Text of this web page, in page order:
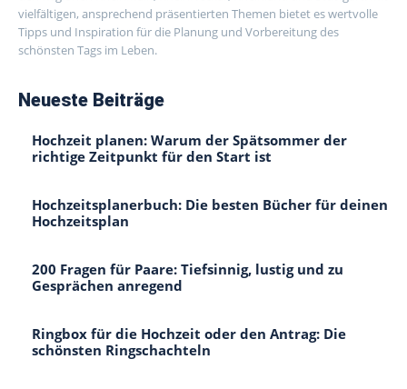
vielfältigen, ansprechend präsentierten Themen bietet es wertvolle
Tipps und Inspiration für die Planung und Vorbereitung des
schönsten Tags im Leben.
Neueste Beiträge
Hochzeit planen: Warum der Spätsommer der
richtige Zeitpunkt für den Start ist
Hochzeitsplanerbuch: Die besten Bücher für deinen
Hochzeitsplan
200 Fragen für Paare: Tiefsinnig, lustig und zu
Gesprächen anregend
Ringbox für die Hochzeit oder den Antrag: Die
schönsten Ringschachteln